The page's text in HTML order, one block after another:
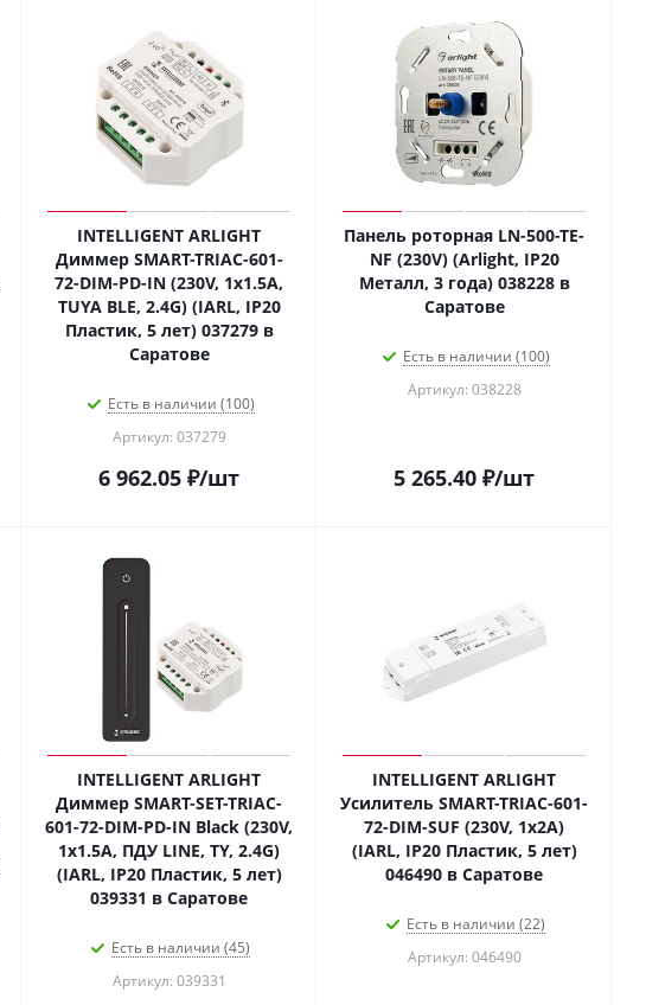
INTELLIGENT ARLIGHT
Диммер SMART-TRIAC-601-
72-DIM-PD-IN (230V, 1x1.5A,
TUYA BLE, 2.4G) (IARL, IP20
Пластик, 5 лет) 037279 в
Саратове
Есть в наличии (100)
Артикул: 037279
6 962.05 ₽/шт
Панель роторная LN-500-TE-
NF (230V) (Arlight, IP20
Металл, 3 года) 038228 в
Саратове
Есть в наличии (100)
Артикул: 038228
5 265.40 ₽/шт
INTELLIGENT ARLIGHT
Диммер SMART-SET-TRIAC-
601-72-DIM-PD-IN Black (230V,
1x1.5A, ПДУ LINE, TY, 2.4G)
(IARL, IP20 Пластик, 5 лет)
039331 в Саратове
Есть в наличии (45)
Артикул: 039331
INTELLIGENT ARLIGHT
Усилитель SMART-TRIAC-601-
72-DIM-SUF (230V, 1x2A)
(IARL, IP20 Пластик, 5 лет)
046490 в Саратове
Есть в наличии (22)
Артикул: 046490